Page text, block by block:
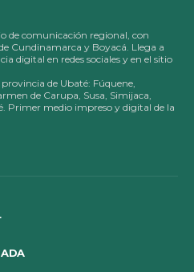
de comunicación regional, con
Cundinamarca y Boyacá. Llega a
digital en redes sociales y en el sitio
de Ubaté: Fúquene,
de Carupa, Susa, Simijaca,
Primer medio impreso y digital de la